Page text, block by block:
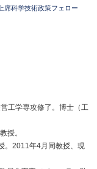
席科学技術政策フェロー
工学専攻修了。博士（工
授。
。2011年4月同教授、現